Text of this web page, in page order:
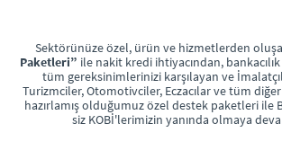
Sektörünüze özel, ürün ve hizmetlerden
Paketleri” ile nakit kredi ihtiyacından,
tüm gereksinimlerinizi karşılayan ve
Turizmciler, Otomotivciler, Eczacılar ve tüm
hazırlamış olduğumuz özel destek paketleri ile
siz KOBİ'lerimizin yanında olmaya